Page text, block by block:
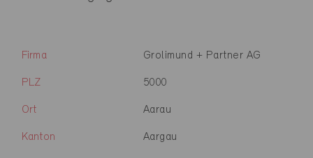
Firma Grolimund + Partner AG
PLZ 5000
Ort Aarau
Kanton Aargau